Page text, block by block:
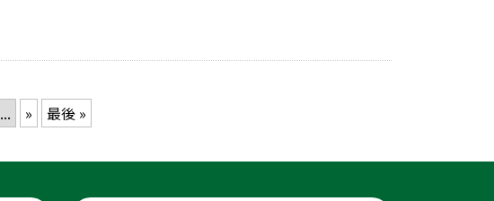
... » 最後 »